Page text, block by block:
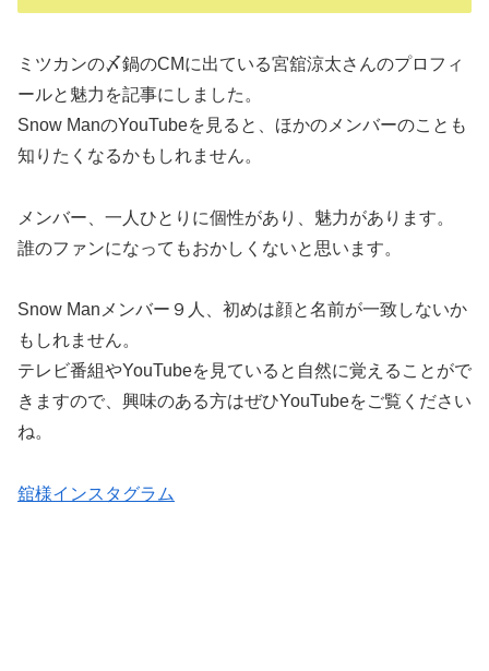
ミツカンの〆鍋のCMに出ている宮舘涼太さんのプロフィ
ールと魅力を記事にしました。
Snow ManのYouTubeを見ると、ほかのメンバーのことも
知りたくなるかもしれません。
メンバー、一人ひとりに個性があり、魅力があります。
誰のファンになってもおかしくないと思います。
Snow Manメンバー９人、初めは顔と名前が一致しないか
もしれません。
テレビ番組やYouTubeを見ていると自然に覚えることがで
きますので、興味のある方はぜひYouTubeをご覧ください
ね。
舘様インスタグラム